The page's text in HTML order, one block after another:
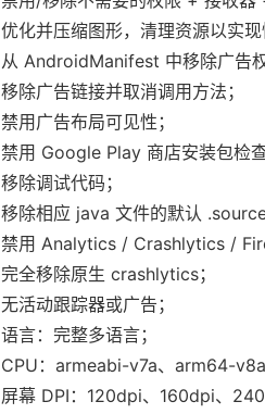
优化并压缩图形，清理资源以实现
从 AndroidManifest 中移除广告
移除广告链接并取消调用方法；​​
禁用广告布局可见性；
禁用 Google Play 商店安装包检查
移除调试代码；
移除相应 java 文件的默认 .source
禁用 Analytics / Crashlytics /
完全移除原生 crashlytics；
无活动跟踪器或广告；
语言：完整多语言；
CPU：armeabi-v7a、arm64-v8a
屏幕 DPI：120dpi、160dpi、